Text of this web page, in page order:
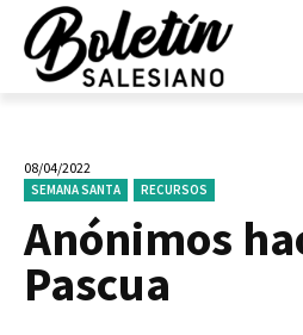
08/04/2022
SEMANA SANTA RECURSOS
Anónimos
Pascua